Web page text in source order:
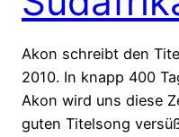
Akon schreibt den
2010. In knapp 400
Akon wird uns diese
guten Titelsong